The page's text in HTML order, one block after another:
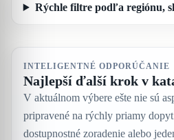
Rýchle filtre podľa regiónu,
INTELIGENTNÉ ODPORÚČANIE
Najlepší ďalší krok v
V aktuálnom výbere ešte nie sú
pripravené na rýchly priamy
dostupnostné zoradenie alebo